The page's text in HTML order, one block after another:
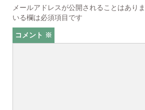
メールアドレスが公開されることはありま
いる欄は必須項目です
コメント ※